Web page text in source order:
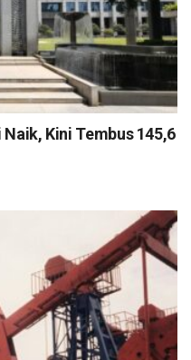
Naik, Kini Tembus 145,6